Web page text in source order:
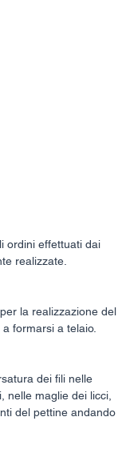
ordini effettuati dai
realizzate.
la realizzazione del
formarsi a telaio.
dei fili nelle
nelle maglie dei licci,
del pettine andando